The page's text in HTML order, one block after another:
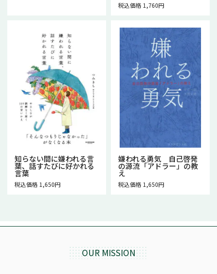
税込価格 1,760円
知らない間に嫌われる言
葉、話すたびに好かれる
言葉
税込価格 1,650円
嫌われる勇気 自己啓発
の源流「アドラー」の教
え
税込価格 1,650円
OUR MISSION